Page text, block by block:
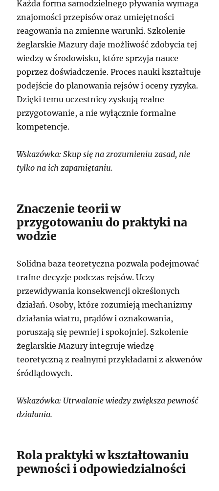
Każda forma samodzielnego pływania wymaga
znajomości przepisów oraz umiejętności
reagowania na zmienne warunki. Szkolenie
żeglarskie Mazury daje możliwość zdobycia tej
wiedzy w środowisku, które sprzyja nauce
poprzez doświadczenie. Proces nauki kształtuje
podejście do planowania rejsów i oceny ryzyka.
Dzięki temu uczestnicy zyskują realne
przygotowanie, a nie wyłącznie formalne
kompetencje.
Wskazówka: Skup się na zrozumieniu zasad, nie
tylko na ich zapamiętaniu.
Znaczenie teorii w
przygotowaniu do praktyki na
wodzie
Solidna baza teoretyczna pozwala podejmować
trafne decyzje podczas rejsów. Uczy
przewidywania konsekwencji określonych
działań. Osoby, które rozumieją mechanizmy
działania wiatru, prądów i oznakowania,
poruszają się pewniej i spokojniej. Szkolenie
żeglarskie Mazury integruje wiedzę
teoretyczną z realnymi przykładami z akwenów
śródlądowych.
Wskazówka: Utrwalanie wiedzy zwiększa pewność
działania.
Rola praktyki w kształtowaniu
pewności i odpowiedzialności